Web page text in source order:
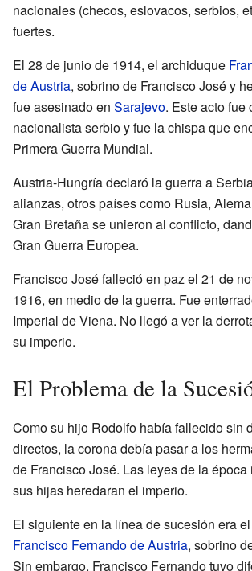
nacionales (checos, eslovacos, serbios,
fuertes.
El 28 de junio de 1914, el archiduque
de Austria, sobrino de Francisco José y
fue asesinado en Sarajevo. Este acto fue
nacionalista serbio y fue la chispa que
Primera Guerra Mundial.
Austria-Hungría declaró la guerra a
alianzas, otros países como Rusia,
Gran Bretaña se unieron al conflicto,
Gran Guerra Europea.
Francisco José falleció en paz el 21 de
1916, en medio de la guerra. Fue
Imperial de Viena. No llegó a ver la
su imperio.
El Problema de la
Como su hijo Rodolfo había fallecido sin
directos, la corona debía pasar a los
de Francisco José. Las leyes de la
sus hijas heredaran el imperio.
El siguiente en la línea de sucesión era
Francisco Fernando de Austria, sobrino
Sin embargo, Francisco Fernando tuvo